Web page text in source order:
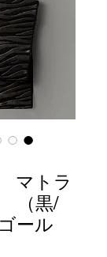
マトラ
（黒/
ール